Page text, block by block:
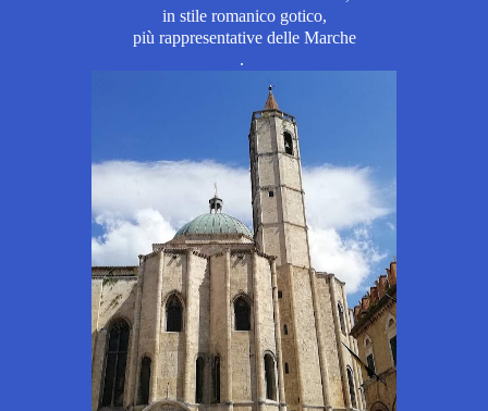
in stile romanico gotico,
più rappresentative delle Marche
.